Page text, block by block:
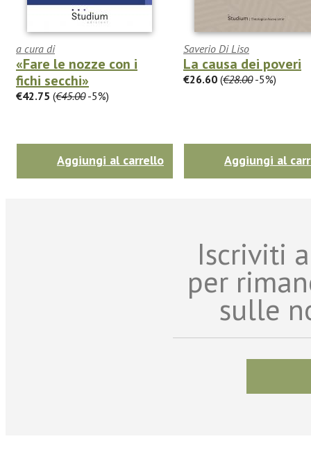
a cura di
«Fare le nozze con i
fichi secchi»
€42.75 (€45.00-5%)
Aggiungi al carrello
Saverio Di Liso
La causa dei poveri
€26.60 (€28.00-5%)
Aggiungi al
Iscriviti
per
sulle